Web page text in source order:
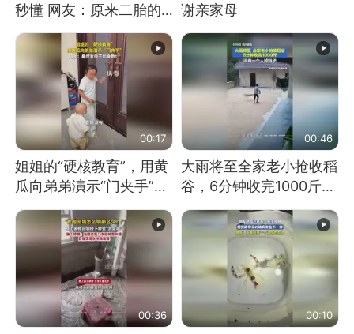
秒懂 网友：原来二胎的
快乐长这样
谢亲家母
00:17
姐姐的“硬核教育”，用黄
瓜向弟弟演示“门夹手”，
网友：果然言传不如身
教！
00:46
大雨将至全家老小抢收稻
谷，6分钟收完1000斤，
没有一个人掉链子
00:36 00:10